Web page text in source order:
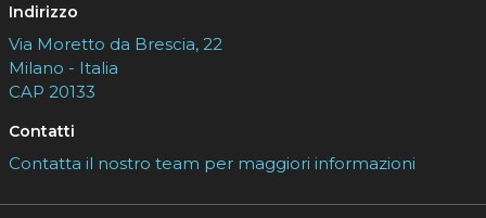
Indirizzo
Via Moretto da Brescia, 22
Milano - Italia
CAP 20133
Contatti
Contatta il nostro team per maggiori informazioni